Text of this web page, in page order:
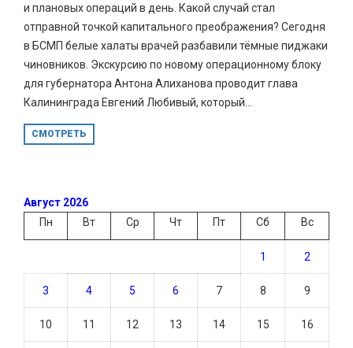
и плановых операций в день. Какой случай стал
отправной точкой капитального преображения? Сегодня
в БСМП белые халаты врачей разбавили тёмные пиджаки
чиновников. Экскурсию по новому операционному блоку
для губернатора Антона Алиханова проводит глава
Калининграда Евгений Любивый, который...
СМОТРЕТЬ
Август 2026
Пн
Вт Ср Чт Пт Сб Вс
1 2
3 4 5 6 7 8 9
10 11 12 13 14 15 16